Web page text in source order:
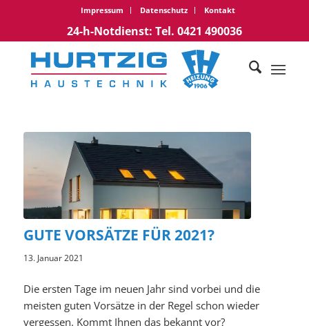
Impressum Datenschutz Kontakt
24-h-Notdienst: Tel. 0421 490036
GUTE VORSÄTZE FÜR 2021?
13. Januar 2021
Die ersten Tage im neuen Jahr sind vorbei und die
meisten guten Vorsätze in der Regel schon wieder
vergessen. Kommt Ihnen das bekannt vor?